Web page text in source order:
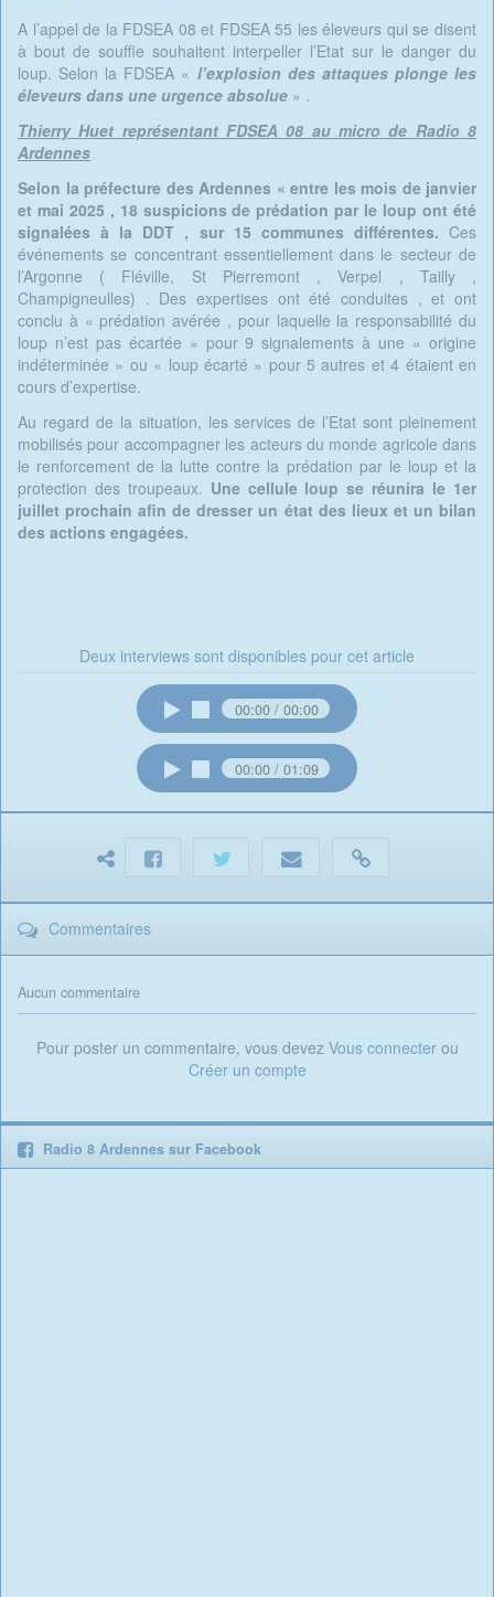
A l’appel de la FDSEA 08 et FDSEA 55 les éleveurs qui se disent
à bout de souffle souhaitent interpeller l’Etat sur le danger du
loup. Selon la FDSEA « l’explosion des attaques plonge les
éleveurs dans une urgence absolue » .
Thierry Huet représentant FDSEA 08 au micro de Radio 8
Ardennes
Selon la préfecture des Ardennes « entre les mois de janvier
et mai 2025 , 18 suspicions de prédation par le loup ont été
signalées à la DDT , sur 15 communes différentes. Ces
événements se concentrant essentiellement dans le secteur de
l’Argonne ( Fléville, St Pierremont , Verpel , Tailly ,
Champigneulles) . Des expertises ont été conduites , et ont
conclu à « prédation avérée , pour laquelle la responsabilité du
loup n’est pas écartée » pour 9 signalements à une « origine
indéterminée » ou « loup écarté » pour 5 autres et 4 étaient en
cours d’expertise.
Au regard de la situation, les services de l’Etat sont pleinement
mobilisés pour accompagner les acteurs du monde agricole dans
le renforcement de la lutte contre la prédation par le loup et la
protection des troupeaux. Une cellule loup se réunira le 1er
juillet prochain afin de dresser un état des lieux et un bilan
des actions engagées.
Deux interviews sont disponibles pour cet article
00:00 00:00
00:00 01:09
Commentaires
Aucun commentaire
Pour poster un commentaire, vous devez Vous connecterou
Créer un compte
Radio 8 Ardennes sur Facebook